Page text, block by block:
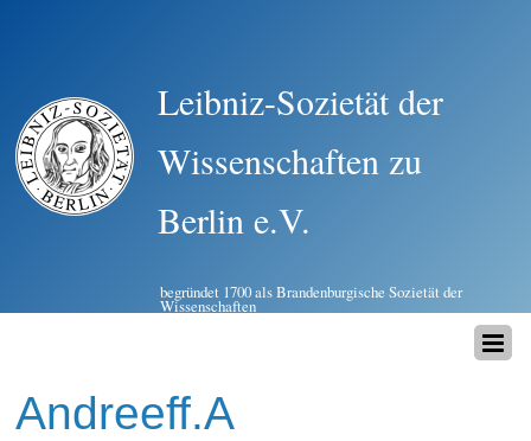
Leibniz-Sozietät der
Wissenschaften zu
Berlin e.V.
begründet 1700 als Brandenburgische Sozietät der
Wissenschaften
Andreeff.A